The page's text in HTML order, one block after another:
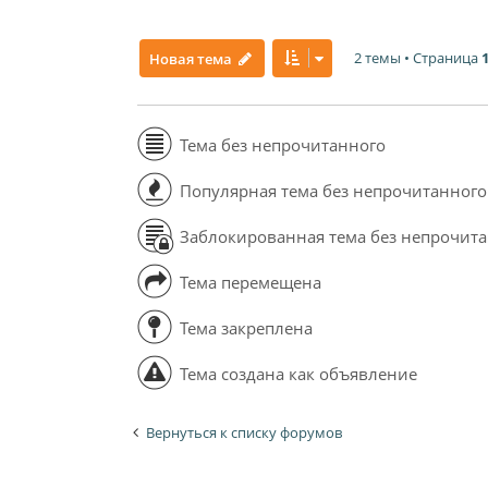
Новая тема 2 темы • Страница 1
Тема без непрочитанного
Популярная тема без непрочитанного
Заблокированная тема без
Тема перемещена
Тема закреплена
Тема создана как объявление
Вернуться к списку форумов